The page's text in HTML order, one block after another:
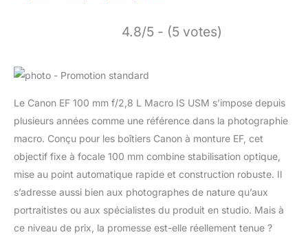
4.8/5 - (5 votes)
Le Canon EF 100 mm f/2,8 L Macro IS USM s’impose depuis
plusieurs années comme une référence dans la photographie
macro. Conçu pour les boîtiers Canon à monture EF, cet
objectif fixe à focale 100 mm combine stabilisation optique,
mise au point automatique rapide et construction robuste. Il
s’adresse aussi bien aux photographes de nature qu’aux
portraitistes ou aux spécialistes du produit en studio. Mais à
ce niveau de prix, la promesse est-elle réellement tenue ?